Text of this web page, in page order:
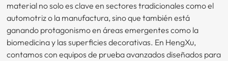
material no solo es clave en sectores tradicionales como el
automotriz o la manufactura, sino que también está
ganando protagonismo en áreas emergentes como la
biomedicina y las superficies decorativas. En HengXu,
contamos con equipos de prueba avanzados diseñados para